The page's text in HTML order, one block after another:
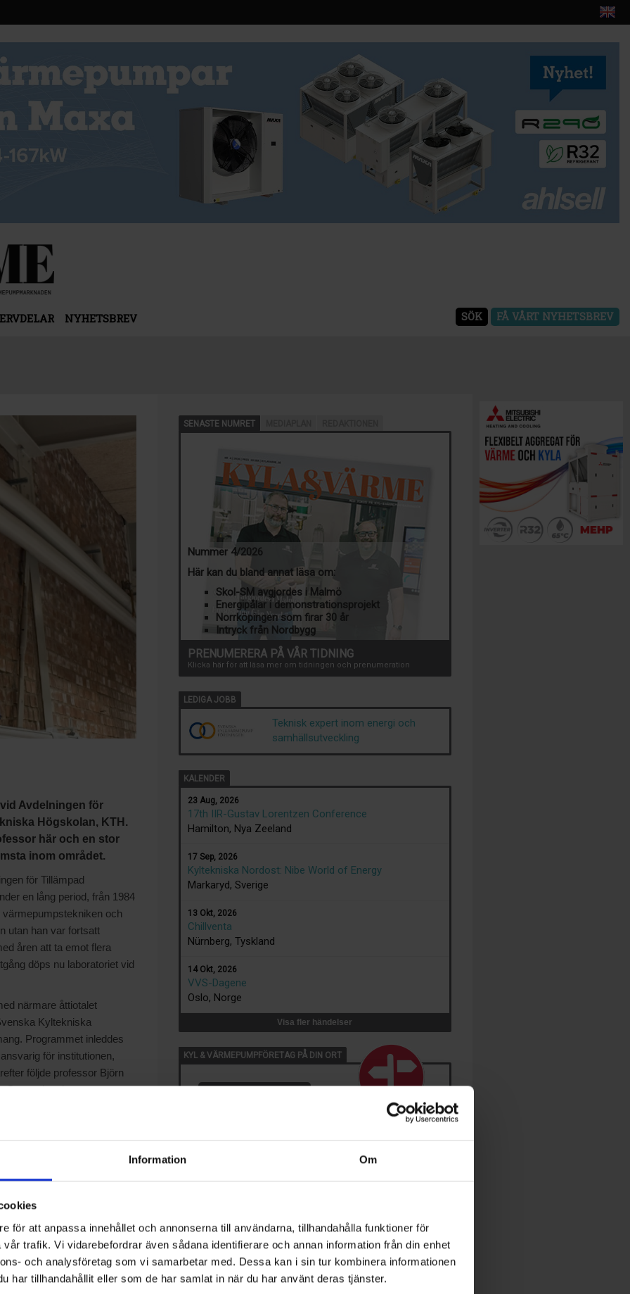
Information Om
för att anpassa innehållet och annonserna till användarna, tillhandahålla funktioner för
trafik. Vi vidarebefordrar även sådana identifierare och annan information från din enhet
och analysföretag som vi samarbetar med. Dessa kan i sin tur kombinera informationen
har tillhandahållit eller som de har samlat in när du har använt deras tjänster.
NYHETSBREV SÖK FÅ VÅRT NYHETSBREV
Avdelningen för
Högskolan, KTH.
här och en stor
inom området.
för Tillämpad
en lång period, från 1984
och
utan han var fortsatt
åren att ta emot flera
döps nu laboratoriet vid
närmare åttiotalet
Kyltekniska
Programmet inleddes
för institutionen,
följde professor Björn
Granryds arbete samt om
honom.
på tidigt 90-tal artiklar om
upptagna CFC-
något som Eric fortsatte att
SENASTE NUMRET
Nummer 4/2026
Här kan du bland annat läsa om:
Skol-SM avgjordes i Malmö
Energipålar i demonstrationsprojekt
Norrköpingen som firar 30 år
Intryck från Nordbygg
PRENUMERERA PÅ VÅR TIDNING
Klicka här för att läsa mer om tidningen och prenumeration
LEDIGA JOBB
Teknisk expert inom energi och
samhällsutveckling
KALENDER
23 Aug, 2026
17th IIR-Gustav Lorentzen Conference
Hamilton, Nya Zeeland
17 Sep, 2026
Kyltekniska Nordost: Nibe World of Energy
Markaryd, Sverige
13 Okt, 2026
Chillventa
Nürnberg, Tyskland
14 Okt, 2026
VVS-Dagene
Oslo, Norge
Visa fler händelser
KYL & VÄRMEPUMPFÖRETAG PÅ DIN ORT